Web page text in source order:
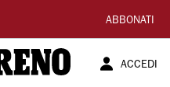
ABBONATI
ACCEDI